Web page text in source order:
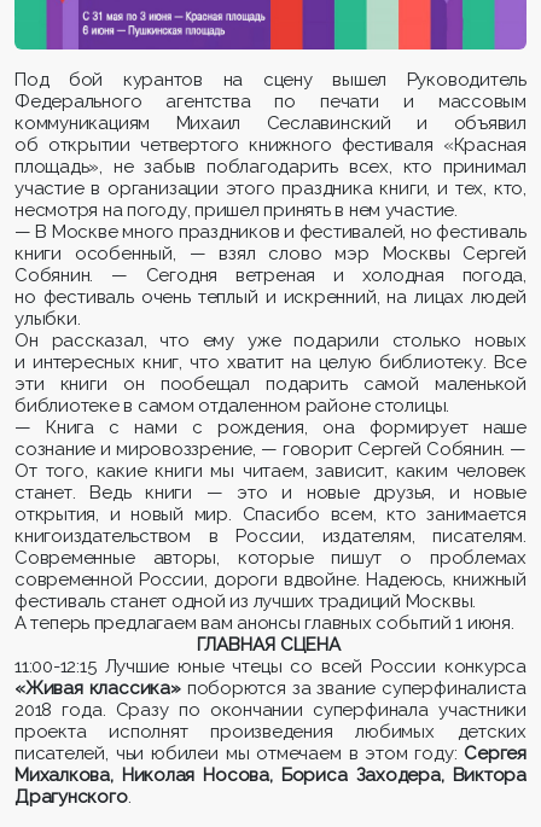
Под бой курантов на сцену вышел Руководитель
Федерального агентства по печати и массовым
коммуникациям Михаил Сеславинский и объявил
об открытии четвертого книжного фестиваля «Красная
площадь», не забыв поблагодарить всех, кто принимал
участие в организации этого праздника книги, и тех, кто,
несмотря на погоду, пришел принять в нем участие.
— В Москве много праздников и фестивалей, но фестиваль
книги особенный, — взял слово мэр Москвы Сергей
Собянин. — Сегодня ветреная и холодная погода,
но фестиваль очень теплый и искренний, на лицах людей
улыбки.
Он рассказал, что ему уже подарили столько новых
и интересных книг, что хватит на целую библиотеку. Все
эти книги он пообещал подарить самой маленькой
библиотеке в самом отдаленном районе столицы.
— Книга с нами с рождения, она формирует наше
сознание и мировоззрение, — говорит Сергей Собянин. —
От того, какие книги мы читаем, зависит, каким человек
станет. Ведь книги — это и новые друзья, и новые
открытия, и новый мир. Спасибо всем, кто занимается
книгоиздательством в России, издателям, писателям.
Современные авторы, которые пишут о проблемах
современной России, дороги вдвойне. Надеюсь, книжный
фестиваль станет одной из лучших традиций Москвы.
А теперь предлагаем вам анонсы главных событий 1 июня.
ГЛАВНАЯ СЦЕНА
11:00-12:15 Лучшие юные чтецы со всей России конкурса
«Живая классика»поборются за звание суперфиналиста
2018 года. Сразу по окончании суперфинала участники
проекта исполнят произведения любимых детских
писателей, чьи юбилеи мы отмечаем в этом году: Сергея
Михалкова, Николая Носова, Бориса Заходера, Виктора
Драгунского.